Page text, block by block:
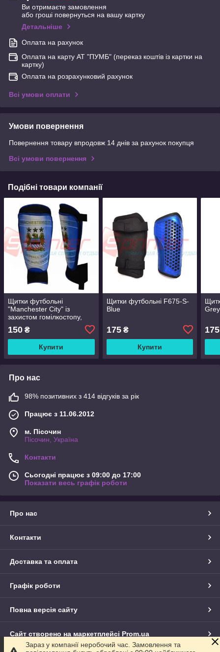
Ви отримаєте замовлення
або гроші повернуться на вашу картку
Детальніше
Оплата на рахунок
Оплата на карту АТ "ПУМБ" (переказ коштів із картки на
картку)
Оплата на розрахунковий рахунок
Всі умови оплати
Умови повернення
Повернення товару впродовж 14 днів за рахунок покупця
Всі умови повернення
Подібні товари компанії
Щитки футбольні
"Manchester City" із
захистом гомілкостопу,
150 ₴
Купити
Щитки футбольні F675-S-
Blue
175₴
Купити
Grey
175
Про нас
98% позитивних з 414 відгуків за рік
Працює з 11.06.2012
м. Пісочин
Пісочин, Україна
Контакти
Сьогодні працює з 09:00 до 17:00
Показати весь графік роботи
Про нас
Контакти
Доставка та оплата
Графік роботи
Повна версія сайту
Сайт створено на маркетплейсі Prom.ua
Зараз у компанії неробочий час. Замовлення та